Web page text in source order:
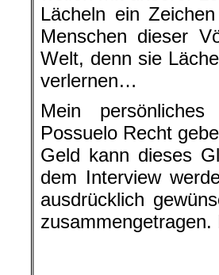
Lächeln ein
Menschen dieser
Welt, denn sie
verlernen…
Mein
Possuelo Recht
Geld kann dieses
dem Interview
ausdrücklich